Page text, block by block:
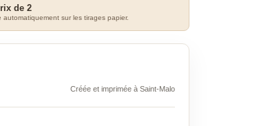
de 2
sur les tirages papier.
Créée et imprimée à Saint-Malo